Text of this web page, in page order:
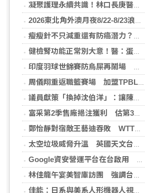
凝聚護理永續共識！林口長庚醫院攜手各界打造永續護理職場，共創健康台灣
2026東北角外澳月夜8/22-8/23浪漫登場！ 感受一「夏」東北角夜的浪漫！
瘦瘦針不只減重還有防癌潛力？臺大醫揭肥胖族群用藥 肥胖相關癌症風險降
健檢腎功能正常別大意！醫：蛋白尿異常恐是洗腎警訊
印度羽球世錦賽防鳥屎再鬧場 花逾6千萬翻新場館
周儀翔重返職籃賽場 加盟TPBL新北國王
議員獻策「換掉沈伯洋」：讓陳時中再輸一次
富采第2季售廠挹注獲利 估第3季營收下滑
鄭怡靜對宿敵王藝迪吞敗 WTT橫濱冠軍戰止步16強
太空垃圾威脅升溫 英國天文台緊盯4.6萬塊碎片
Google資安營運平台在台啟用 滿足資料落地需求
林佳龍午宴美智庫訪團 強調台灣是不可或缺夥伴
佳能：日系與美系人形機器人視覺模組 下半年出貨